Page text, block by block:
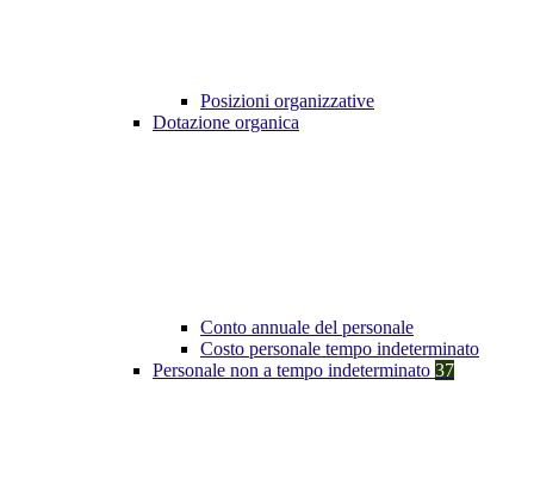
Posizioni organizzative
Dotazione organica
Conto annuale del personale
Costo personale tempo indeterminato
Personale non a tempo indeterminato 37